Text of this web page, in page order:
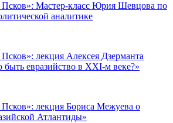
Псков»: Мастер-класс Юрия Шевцова по
аналитике
лекция Алексея Дзерманта
евразийство в XXI-м веке?»
Псков»: лекция Бориса Межуева о
Атлантиды»